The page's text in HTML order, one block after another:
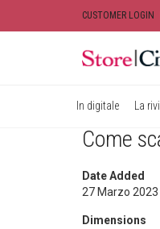
CUSTOMER LOGIN
In digitale La
Come
Date Added
27 Marzo 2023
Dimensions